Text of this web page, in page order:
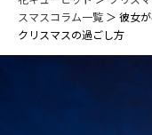
スマスコラム一覧
彼女
クリスマスの過ごし方